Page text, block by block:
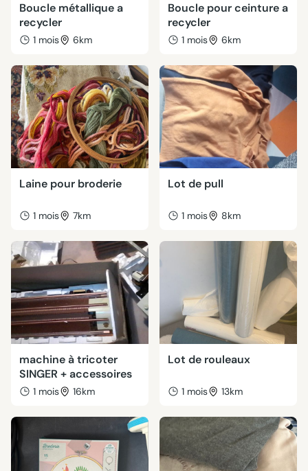
Boucle métallique a
recycler
1 mois 6km
Boucle pour ceinture a
recycler
1 mois 6km
Laine pour broderie
1 mois 7km
Lot de pull
1 mois 8km
machine à tricoter
SINGER + accessoires
1 mois 16km
Lot de rouleaux
1 mois 13km